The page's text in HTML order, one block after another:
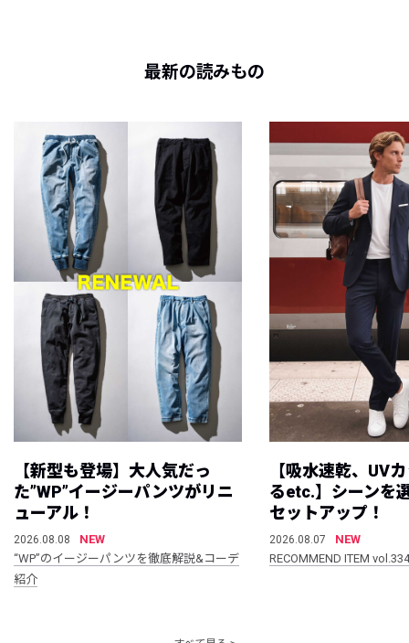
最新の読みもの
【新型も登場】大人気だっ
た”WP”イージーパンツがリニ
ューアル！
2026.08.08
NEW
“WP”のイージーパンツを徹底解説&コーデ
紹介
【吸水速乾、UV
るetc.】シーンを
セットアップ！
2026.08.07
NEW
RECOMMEND ITEM vol.334